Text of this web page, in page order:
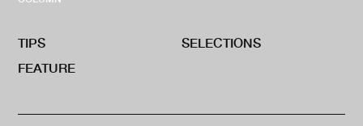
TIPS
SELECTIONS
FEATURE